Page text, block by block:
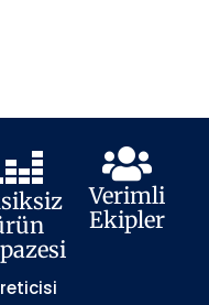
Verimli
Ekipler